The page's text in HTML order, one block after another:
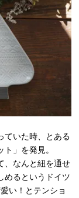
ていた時、とある
」を発見。
、なんと紐を通せ
めるというドイツ
い！とテンショ